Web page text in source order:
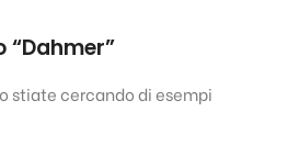
“Dahmer”
stiate cercando di esempi